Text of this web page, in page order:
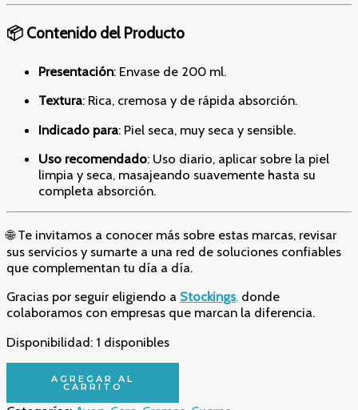
📦 Contenido del Producto
Presentación: Envase de 200 ml.
Textura: Rica, cremosa y de rápida absorción.
Indicado para: Piel seca, muy seca y sensible.
Uso recomendado: Uso diario, aplicar sobre la piel
limpia y seca, masajeando suavemente hasta su
completa absorción.
🌐 Te invitamos a conocer más sobre estas marcas, revisar
sus servicios y sumarte a una red de soluciones confiables
que complementan tu día a día.
Gracias por seguir eligiendo a Stockings, donde
colaboramos con empresas que marcan la diferencia.
Disponibilidad: 1 disponibles
Corporal
AGREGAR AL
CARRITO